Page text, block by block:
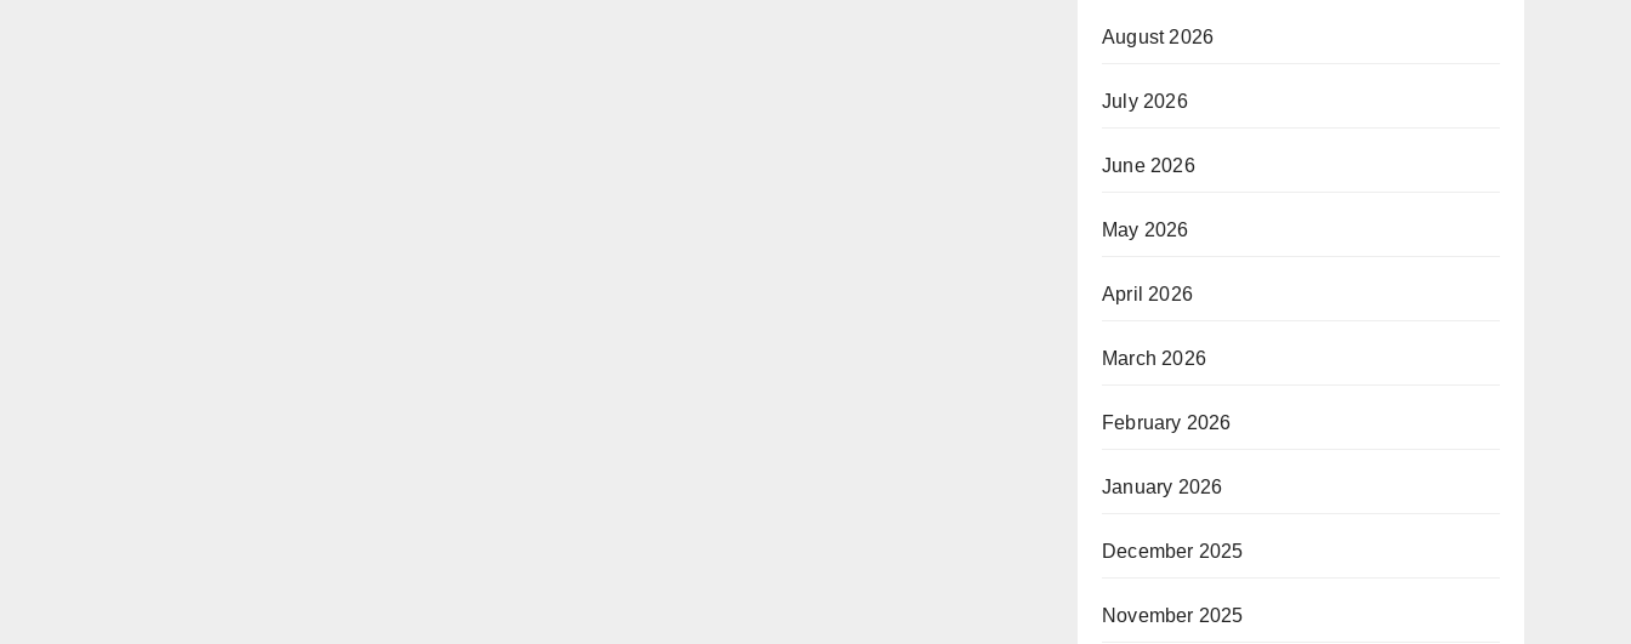
August 2026
July 2026
June 2026
May 2026
April 2026
March 2026
February 2026
January 2026
December 2025
November 2025